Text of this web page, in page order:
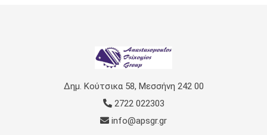
Δημ. Κούτσικα 58, Μεσσήνη 242 00
2722 022303
info@apsgr.gr